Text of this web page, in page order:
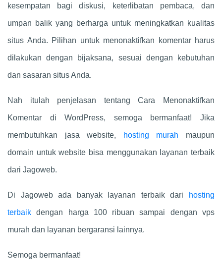
kesempatan bagi diskusi, keterlibatan pembaca, dan
umpan balik yang berharga untuk meningkatkan kualitas
situs Anda. Pilihan untuk menonaktifkan komentar harus
dilakukan dengan bijaksana, sesuai dengan kebutuhan
dan sasaran situs Anda.
Nah itulah penjelasan tentang Cara Menonaktifkan
Komentar di WordPress, semoga bermanfaat! Jika
membutuhkan jasa website, hosting murah maupun
domain untuk website bisa menggunakan layanan terbaik
dari Jagoweb.
Di Jagoweb ada banyak layanan terbaik dari hosting
terbaik dengan harga 100 ribuan sampai dengan vps
murah dan layanan bergaransi lainnya.
Semoga bermanfaat!